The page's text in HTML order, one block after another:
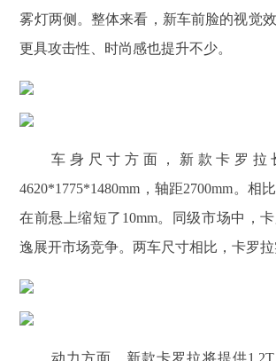
雾灯两侧。整体来看，新车前脸的视觉
更具攻击性、时尚感也提升不少。
车身尺寸方面，新款卡罗拉
4620*1775*1480mm，轴距2700mm。相
在前悬上缩短了10mm。同级市场中，
逸展开市场竞争。两车尺寸相比，卡罗拉